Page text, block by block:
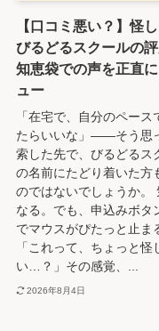
【口コミ悪い？】怪
びるどるスクールの
知恵袋での声を正直
ュー
「在宅で、自分のペース
たらいいな」——そう思
索した先で、びるどるス
の名前にたどり着いた方
のではないでしょうか。
なる。でも、申込みボタ
でマウスがぴたっと止ま
「これって、ちょっと怪
い…？」その感覚、...
2026年8月4日